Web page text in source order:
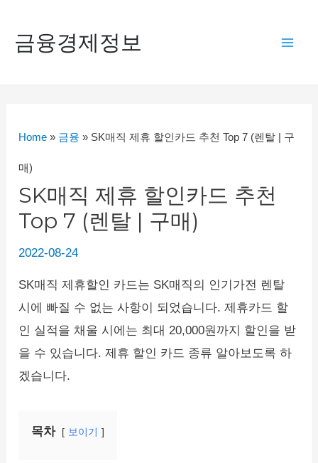
금융경제정보
Home » 금융 » SK매직 제휴 할인카드 추천 Top 7 (렌탈 | 구
매)
SK매직 제휴 할인카드 추천
Top 7 (렌탈 | 구매)
2022-08-24
SK매직 제휴할인 카드는 SK매직의 인기가전 렌탈
시에 빠질 수 없는 사항이 되었습니다. 제휴카드 할
인 실적을 채울 시에는 최대 20,000원까지 할인을 받
을 수 있습니다. 제휴 할인 카드 종류 알아보도록 하
겠습니다.
목차 보이기